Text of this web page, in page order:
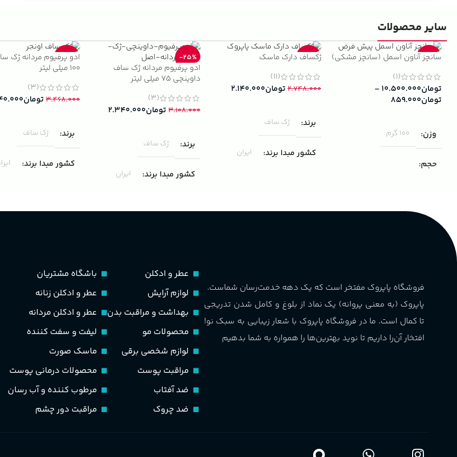
سایر محصولات
-13%
سانچز آناون اسمل (سانچز مشکی)
(1)
تومان۱۰.۵۰۰.۰۰۰ –
تومان۸۵۹.۰۰۰
وزن 100 گرم
حجم
طبع تلخ,گرم
غلظت اکسترکت دو پرفیوم
-22%
ژکساف دارک ماسک
(11)
۲.۷۴۸.۰۰۰ تومان۲.۱۴۰.۰۰۰
برند ژک ساف
کشور مبدا برند ایران
گروه بویایی
نت‌های چوبی
-25%
ادو پرفیوم مردانه ژک ساف
داوینچی 75 میلی لیتر
(3)
۳.۱۰۸.۰۰۰ تومان۲.۳۴۰.۰۰۰
برند ژک ساف
کشور مبدا برند ایران
مناسب برای
گروه بویایی
PA_بخش-بو
-33%
ادو پرفیوم مردانه ژک
100 میلی لیتر
(3)
۳.۴۶۸.۰۰۰ تومان
برند ژک ساف
کشور مبدا برند
PA_بخش-بو
کوهی، پاتچولی، عنبر،
فروشگاه پاپروک مفتخر است که یک دهه خدمت‌رسان شماست.
پاپروک (به معنی پروانه) یک نماد از بلوغ و کامل شدن تدریجی
تا کمال است. ما در فروشگاه پاپروک با شعار زیبایی به سبک نو!
افتخار آن‌را داریم تا نوید بهترین‌ها را همواره به شما بدهیم
عطر و ادکلن
لوازم آرایش
بهداشت و مراقبت بدن
محصولات مو
لوازم شخصی برقی
مراقبت پوست
ضد آفتاب
ضد چروک
باشگاه مشتریان
عطر و ادکلن زنانه
عطر و ادکلن مردانه
لیفت و سفت کننده
ماسک صورت
محصولات درمانی پوست
مرطوب کننده و آب رسان
مراقبت دور چشم